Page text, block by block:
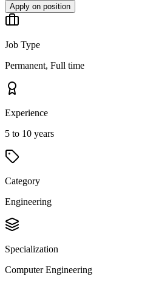
Apply on position
Job Type
Permanent, Full time
Experience
5 to 10 years
Category
Engineering
Specialization
Computer Engineering